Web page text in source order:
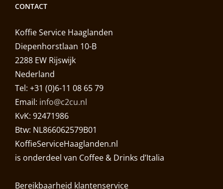
CONTACT
Koffie Service Haaglanden
Diepenhorstlaan 10-B
2288 EW Rijswijk
Nederland
Tel: +31 (0)6-11 08 65 79
Email: info@c2cu.nl
KvK: 92471986
Btw: NL866062579B01
KoffieServiceHaaglanden.nl
is onderdeel van Coffee & Drinks d’Italia
Bereikbaarheid klantenservice